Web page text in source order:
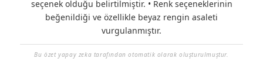
seçenek olduğu belirtilmiştir. • Renk seçeneklerinin
beğenildiği ve özellikle beyaz rengin asaleti
vurgulanmıştır.
Bu özet yapay zeka tarafından otomatik olarak oluşturulmuştur.